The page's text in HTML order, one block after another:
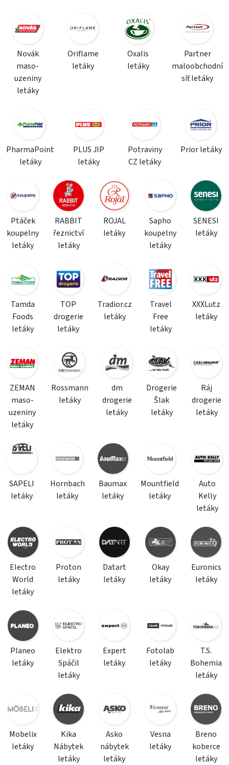
Novák
maso-
uzeniny
letáky
Oriflame
letáky
Oxalis
letáky
Partner
maloobchodní
síť letáky
PharmaPoint
letáky
PLUS JIP
letáky
Potraviny
CZ letáky
Prior letáky
Ptáček
koupelny
letáky
RABBIT
řeznictví
letáky
ROJAL
letáky
Sapho
koupelny
letáky
SENESI
letáky
Tamda
Foods
letáky
TOP
drogerie
letáky
Tradior.cz
letáky
Travel
Free
letáky
XXXLutz
letáky
ZEMAN
maso-
uzeniny
letáky
Rossmann
letáky
dm
drogerie
letáky
Drogerie
Šlak
letáky
Ráj
drogerie
letáky
SAPELI
letáky
Hornbach
letáky
Baumax
letáky
Mountfield
letáky
Auto
Kelly
letáky
Electro
World
letáky
Proton
letáky
Datart
letáky
Okay
letáky
Euronics
letáky
Planeo
letáky
Elektro
Spáčil
letáky
Expert
letáky
Fotolab
letáky
T.S.
Bohemia
letáky
Mobelix
letáky
Kika
Nábytek
letáky
Asko
nábytek
letáky
Vesna
letáky
Breno
koberce
letáky